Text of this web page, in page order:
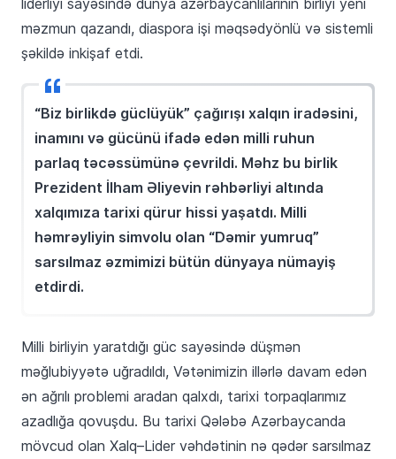
məzmun qazandı, diaspora işi məqsədyönlü və sistemli
şəkildə inkişaf etdi.
“Biz birlikdə güclüyük” çağırışı xalqın iradəsini,
inamını və gücünü ifadə edən milli ruhun
parlaq təcəssümünə çevrildi. Məhz bu birlik
Prezident İlham Əliyevin rəhbərliyi altında
xalqımıza tarixi qürur hissi yaşatdı. Milli
həmrəyliyin simvolu olan “Dəmir yumruq”
sarsılmaz əzmimizi bütün dünyaya nümayiş
etdirdi.
Milli birliyin yaratdığı güc sayəsində düşmən
məğlubiyyətə uğradıldı, Vətənimizin illərlə davam edən
ən ağrılı problemi aradan qalxdı, tarixi torpaqlarımız
azadlığa qovuşdu. Bu tarixi Qələbə Azərbaycanda
mövcud olan Xalq–Lider vəhdətinin nə qədər sarsılmaz